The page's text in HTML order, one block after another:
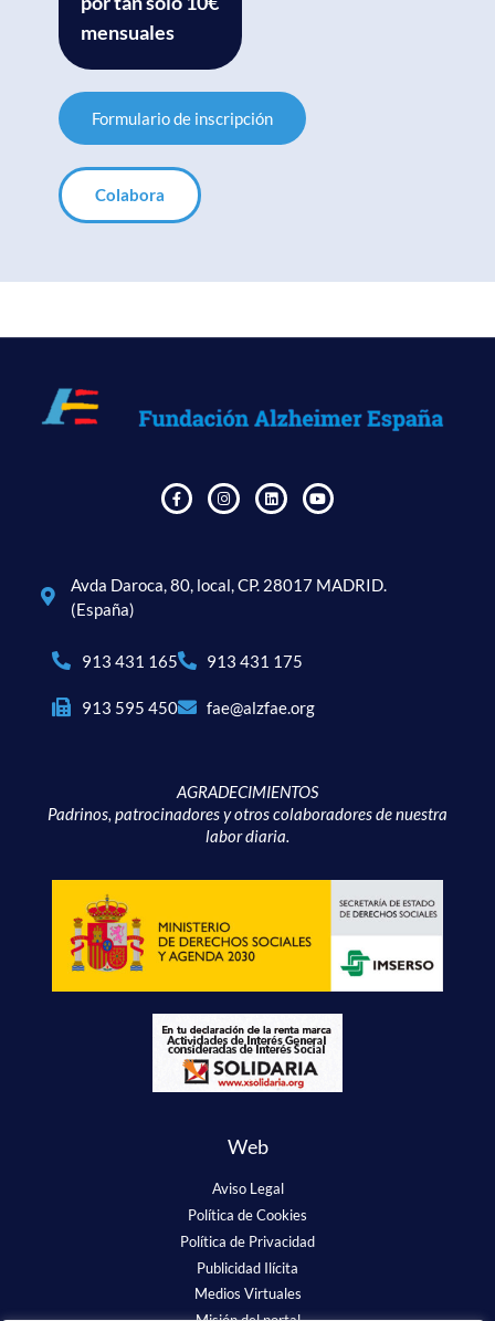
mensuales
Formulario de inscripción
Colabora
Avda Daroca, 80, local, CP. 28017 MADRID.
(España)
913 431 165 913 431 175
913 595 450 fae@alzfae.org
AGRADECIMIENTOS
Padrinos, patrocinadores y otros colaboradores de nuestra
labor diaria.
Web
Aviso Legal
Política de Cookies
Política de Privacidad
Publicidad Ilícita
Medios Virtuales